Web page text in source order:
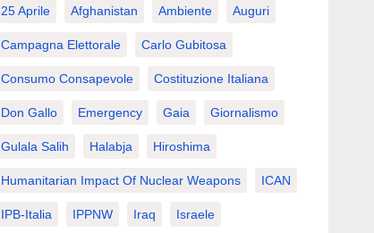
25 Aprile Afghanistan Ambiente Auguri
Campagna Elettorale Carlo Gubitosa
Consumo Consapevole Costituzione Italiana
Don Gallo Emergency Gaia Giornalismo
Gulala Salih Halabja Hiroshima
Humanitarian Impact Of Nuclear Weapons ICAN
IPB-Italia IPPNW Iraq Israele